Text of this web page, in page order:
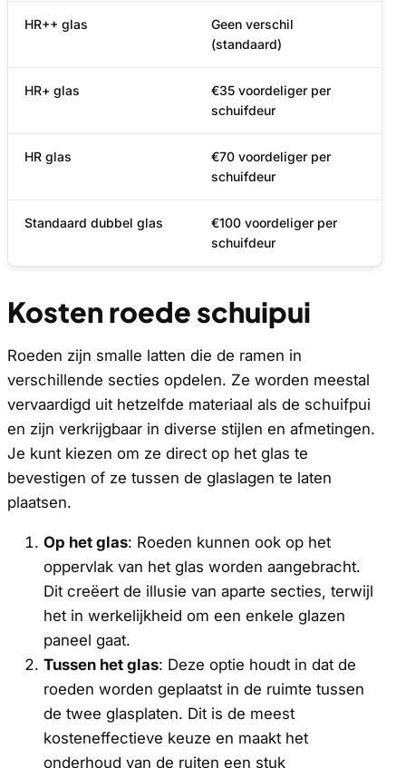
HR++ glas
Geen verschil
(standaard)
HR+ glas
€35 voordeliger per
schuifdeur
HR glas
€70 voordeliger per
schuifdeur
Standaard dubbel glas
€100 voordeliger per
schuifdeur
Kosten roede schuipui
Roeden zijn smalle latten die de ramen in
verschillende secties opdelen. Ze worden meestal
vervaardigd uit hetzelfde materiaal als de schuifpui
en zijn verkrijgbaar in diverse stijlen en afmetingen.
Je kunt kiezen om ze direct op het glas te
bevestigen of ze tussen de glaslagen te laten
plaatsen.
Op het glas: Roeden kunnen ook op het
oppervlak van het glas worden aangebracht.
Dit creëert de illusie van aparte secties, terwijl
het in werkelijkheid om een enkele glazen
paneel gaat.
Tussen het glas: Deze optie houdt in dat de
roeden worden geplaatst in de ruimte tussen
de twee glasplaten. Dit is de meest
kosteneffectieve keuze en maakt het
onderhoud van de ruiten een stuk